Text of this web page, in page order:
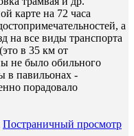
карте на 72 часа
а
на все виды транспорта
в 35 км от
не было обильного
в павильонах -
порадовало
Постраничный просмотр